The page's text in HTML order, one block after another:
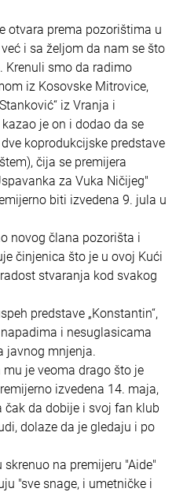
otvara prema pozorištima u
i sa željom da nam se što
Krenuli smo da radimo
iz Kosovske Mitrovice,
iz Vranja i
je on i dodao da se
koprodukcijske predstave
čija se premijera
za Vuka Ničijeg"
biti izvedena 9. jula u
novog člana pozorišta i
činjenica što je u ovoj Kući
stvaranja kod svakog
predstave „Konstantin“,
i nesuglasicama
javnog mnjenja.
je veoma drago što je
izvedena 14. maja,
čak da dobije i svoj fan klub
dolaze da je gledaju i po
na premijeru "Aide"
"sve snage, i umetničke i